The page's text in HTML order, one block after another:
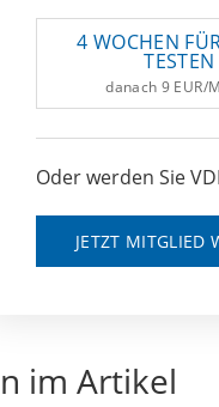
4 WOCHEN
TESTEN
danach 9 EUR/
Oder werden Sie
JETZT MITGLIED
im Artikel